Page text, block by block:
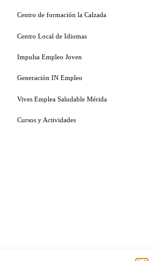
Centro de formación la Calzada
Centro Local de Idiomas
Impulsa Empleo Joven
Generación IN Empleo
Vives Emplea Saludable Mérida
Cursos y Actividades